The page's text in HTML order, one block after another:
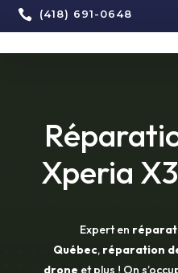
 (418) 691-0648
Xperia
Expert en
Québec, réparation
drone et plus ! On